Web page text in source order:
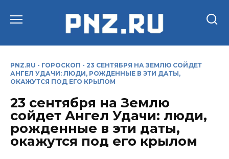
PNZ.RU - ГОРОСКОП - 23 СЕНТЯБРЯ НА ЗЕМЛЮ СОЙДЕТ
АНГЕЛ УДАЧИ: ЛЮДИ, РОЖДЕННЫЕ В ЭТИ ДАТЫ,
ОКАЖУТСЯ ПОД ЕГО КРЫЛОМ
23 сентября на Землю
сойдет Ангел Удачи: люди,
рожденные в эти даты,
окажутся под его крылом